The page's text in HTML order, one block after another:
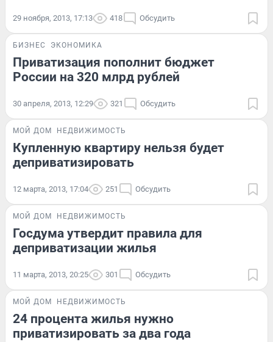
29 ноября, 2013, 17:13 418 Обсудить
БИЗНЕС ЭКОНОМИКА
Приватизация пополнит бюджет
России на 320 млрд рублей
30 апреля, 2013, 12:29 321 Обсудить
МОЙ ДОМ НЕДВИЖИМОСТЬ
Купленную квартиру нельзя будет
деприватизировать
12 марта, 2013, 17:04 251 Обсудить
МОЙ ДОМ НЕДВИЖИМОСТЬ
Госдума утвердит правила для
деприватизации жилья
11 марта, 2013, 20:25 301 Обсудить
МОЙ ДОМ НЕДВИЖИМОСТЬ
24 процента жилья нужно
приватизировать за два года